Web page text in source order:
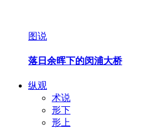
图说
落日余晖下的闵浦大桥
纵观
术说
形下
形上